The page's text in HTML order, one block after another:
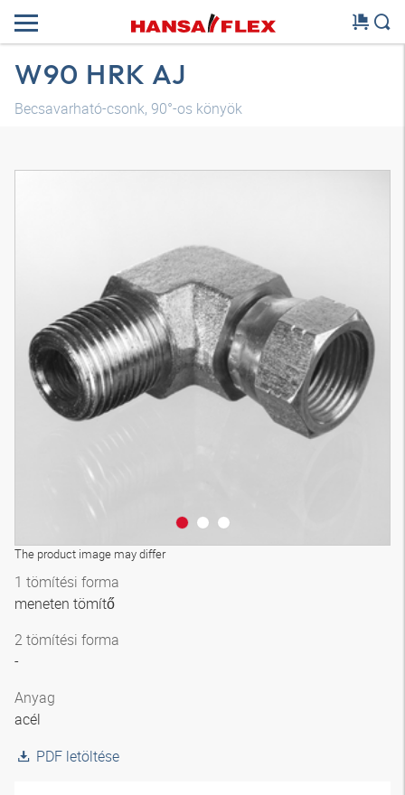
W90 HRK AJ
Becsavarható-csonk, 90°-os könyök
The product image may differ
3D modell
1 tömítési forma
meneten tömítő
2 tömítési forma
-
Anyag
acél
PDF letöltése